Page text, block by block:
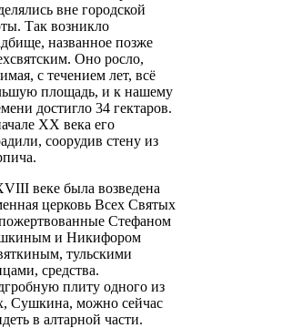
вне городской
Так возникло
названное позже
Оно росло,
с течением лет, всё
площадь, и к нашему
достигло 34 гектаров.
ХХ века его
соорудив стену из
веке была возведена
церковь Всех Святых
Стефаном
и Никифором
тульскими
средства.
плиту одного из
Сушкина, можно сейчас
в алтарной части.